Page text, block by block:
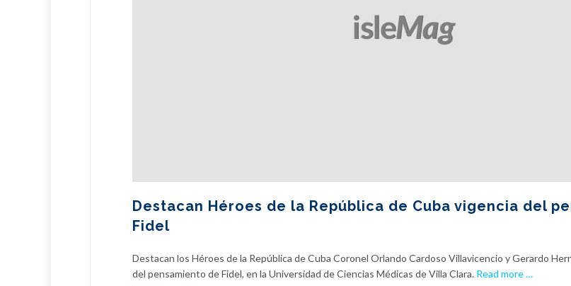
Destacan Héroes de la República de Cuba vigencia del
Fidel
Destacan los Héroes de la República de Cuba Coronel Orlando Cardoso Villavicencio y Gerardo
del pensamiento de Fidel, en la Universidad de Ciencias Médicas de Villa Clara. Read more…